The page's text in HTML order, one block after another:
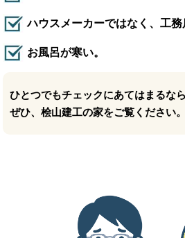
ハウスメーカーではなく、工務
お風呂が寒い。
ひとつでもチェックにあてはまるなら
ぜひ、桧山建工の家をご覧ください。